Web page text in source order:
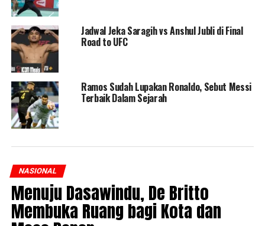
Jadwal Jeka Saragih vs Anshul Jubli di Final
Road to UFC
Ramos Sudah Lupakan Ronaldo, Sebut Messi
Terbaik Dalam Sejarah
NASIONAL
Menuju Dasawindu, De Britto
Membuka Ruang bagi Kota dan